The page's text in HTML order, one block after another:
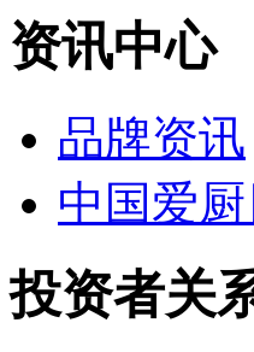
资讯中心
品牌资讯
中国爱厨
投资者关